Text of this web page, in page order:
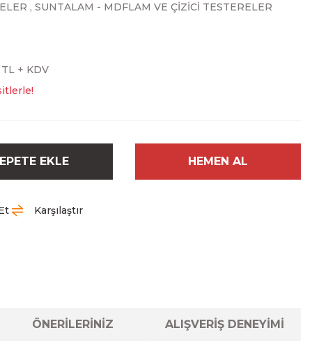
, SUNTALAM - MDFLAM VE ÇİZİCİ TESTERELER
+ KDV
EKLE HEMEN AL
Karşılaştır
ÖNERİLERİNİZ ALIŞVERİŞ DENEYİMİ